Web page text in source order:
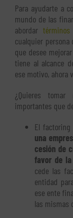
Para ayudarte a
mundo de las
abordar
cualquier
que desee
tiene al alcance
ese motivo, ahora
¿Quieres
importantes que
El
una
cesión de
favor de la
cede las
entidad
ese ente
las mismas